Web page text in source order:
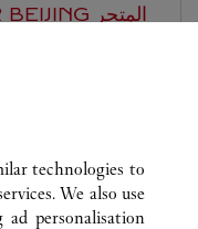
المتجر CARTIER BEIJING
technologies to
We also use
ad personalisation